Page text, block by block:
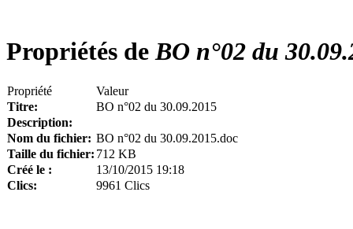
Propriétés deBO n°02 du
Propriété
Valeur
Titre:
BO n°02 du 30.09.2015
Description:
Nom du fichier: BO n°02 du 30.09.2015.doc
Taille du fichier: 712 KB
Créé le :
13/10/2015 19:18
Clics:
9961 Clics